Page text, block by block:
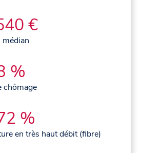
€
médian
%
chômage
%
en très haut débit (fibre)